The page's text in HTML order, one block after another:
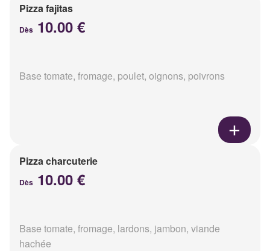
Pizza fajitas
Dès 10.00 €
Base tomate, fromage, poulet, oignons, poivrons
Pizza charcuterie
Dès 10.00 €
Base tomate, fromage, lardons, jambon, viande
hachée